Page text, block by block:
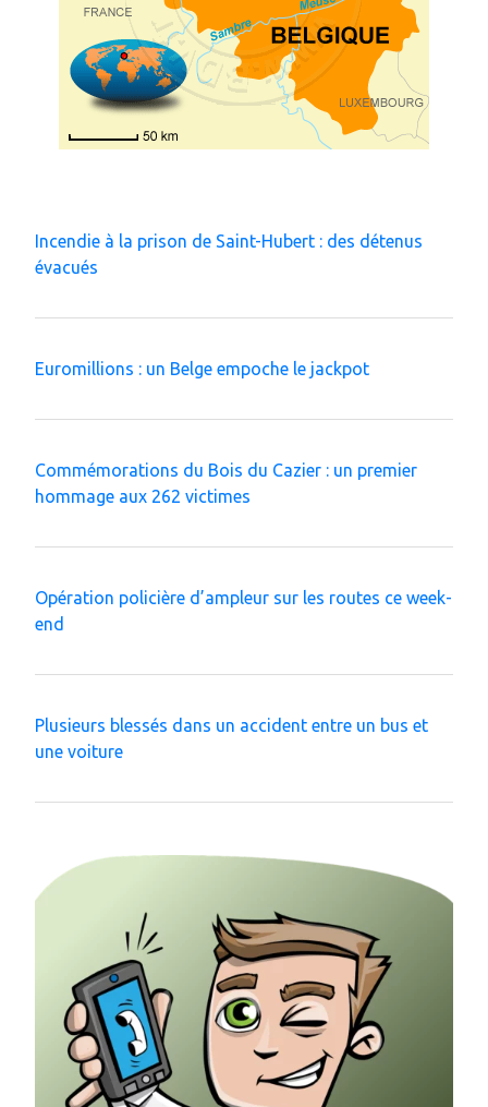
Incendie à la prison de Saint-Hubert : des détenus
évacués
Euromillions : un Belge empoche le jackpot
Commémorations du Bois du Cazier : un premier
hommage aux 262 victimes
Opération policière d’ampleur sur les routes ce week-
end
Plusieurs blessés dans un accident entre un bus et
une voiture